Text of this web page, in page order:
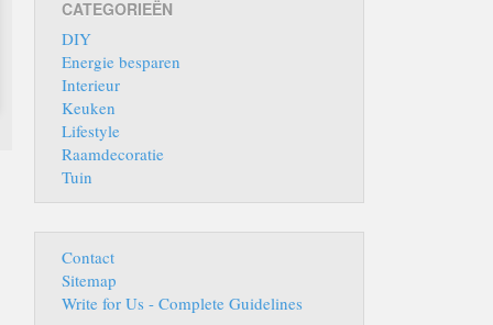
CATEGORIEËN
DIY
Energie besparen
Interieur
Keuken
Lifestyle
Raamdecoratie
Tuin
Contact
Sitemap
Write for Us - Complete Guidelines